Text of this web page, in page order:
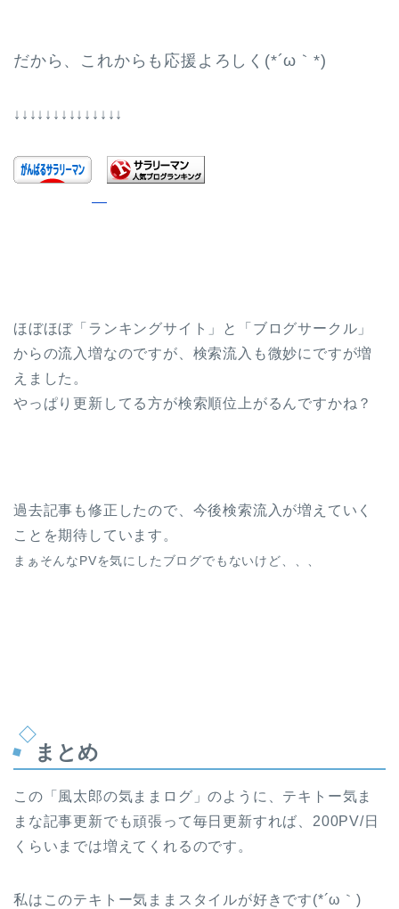
だから、これからも応援よろしく(*´ω｀*)
↓↓↓↓↓↓↓↓↓↓↓↓↓↓
ほぼほぼ「ランキングサイト」と「ブログサークル」
からの流入増なのですが、検索流入も微妙にですが増
えました。
やっぱり更新してる方が検索順位上がるんですかね？
過去記事も修正したので、今後検索流入が増えていく
ことを期待しています。
まぁそんなPVを気にしたブログでもないけど、、、
まとめ
この「風太郎の気ままログ」のように、テキトー気ま
まな記事更新でも頑張って毎日更新すれば、200PV/日
くらいまでは増えてくれるのです。
私はこのテキトー気ままスタイルが好きです(*´ω｀)